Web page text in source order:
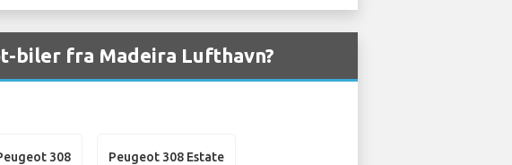
biler fra Madeira Lufthavn?
308 Peugeot 308 Estate